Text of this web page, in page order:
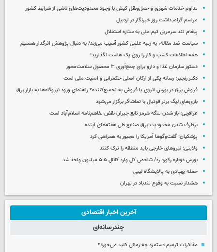
تداوم خدمات شهری و حمل‌ونقل کیش با وجود محدودیت‌های ناشی از شرایط کشور
مراسم گرامیداشت روز خبرنگار در اردبیل
پیغام تند سرمربی تیم ملی به ستاره استقلال
سیاست ضد مقاله، به رتبه علمی کشور آسیب می‌زند/ به دنبال پژوهش اثرگذار هستیم
همه اطلاعات کسب‌ و کار را روی یک هاست نگذارید!
دستور سازمان غذا و دارو برای جمع‌آوری ۳ محصول سلامت‌محور
دکتر رنجبر: رسانه یکی از ارکان اصلی حکمرانی و امنیت ملی است
فروش برق در بورس انرژی یا فروش به تجمیع‌کننده؟ راهنمای ورود نیروگاه‌ها به بازار برق
بازی‌های لیگ برتر فوتبال با تماشاگر برگزار می‌شود
عراقچی: باز شدن تنگه هرمز تابع جبران نقض تفاهم‌نامه اسلام‌آباد است
برطرف شدن محدودیت‌ برق صنایع طی هفته‌های آینده
پزشکیان: گفت‌وگوها آمریکا را مجبور به همراهی کرد
ولایتی: نیروهای خارجی باید منطقه را ترک کنند
بورس دوباره رکورد زد/ شاخص کل وارد کانال ۵.۵ میلیون واحد شد
حمله پهپادی به پالایشگاه لیبی
هشدار نسبت به وقوع تندباد در تهران
آخرین اخبار اقتصادی
چندرسانه‌ای
مذاکرات ترمیم دستمزد چه زمانی کلید می‌خورد؟